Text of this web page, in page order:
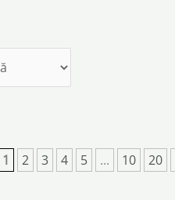
1 2 3 4 5 ... 10 20